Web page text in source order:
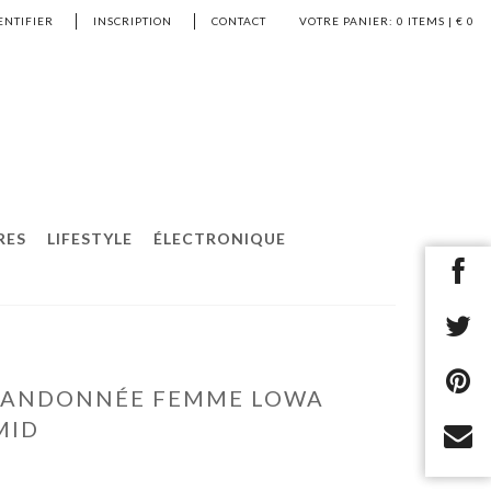
VOTRE PANIER: 0 ITEMS | € 0
INSCRIPTION CONTACT
LIFESTYLE ÉLECTRONIQUE
FEMME LOWA